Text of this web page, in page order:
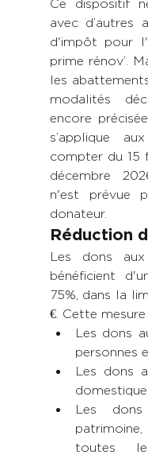
Ce dispositif
avec d’autres
d'impôt pour
prime rénov’.
les
modalités
encore
s’applique
compter du 15
décembre
n'est prévue
donateur.
Réduction
Les dons
bénéficient
75%, dans la
€. Cette
Les dons
personnes
Les dons
Les
toutes